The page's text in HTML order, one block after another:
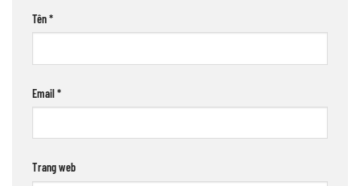
Tên*
Email*
Trang web